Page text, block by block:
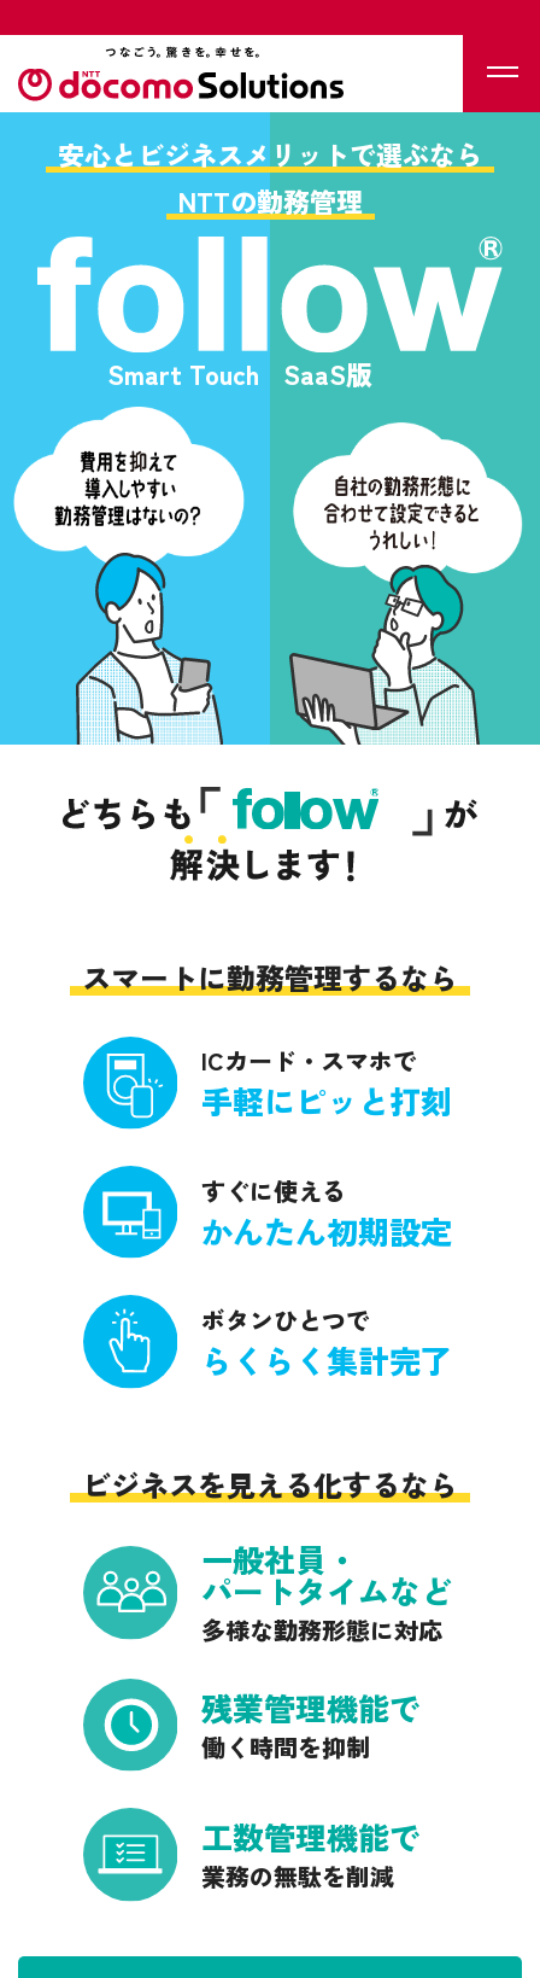
安心とビジネスメリットで選ぶなら
NTTの勤務管理
Smart Touch SaaS版
スマートに勤務管理するなら
ICカード・スマホで
手軽にピッと打刻
すぐに使える
かんたん初期設定
ボタンひとつで
らくらく集計完了
ビジネスを見える化するなら
一般社員・
パートタイムなど
多様な勤務形態に対応
残業管理機能で
働く時間を抑制
工数管理機能で
業務の無駄を削減